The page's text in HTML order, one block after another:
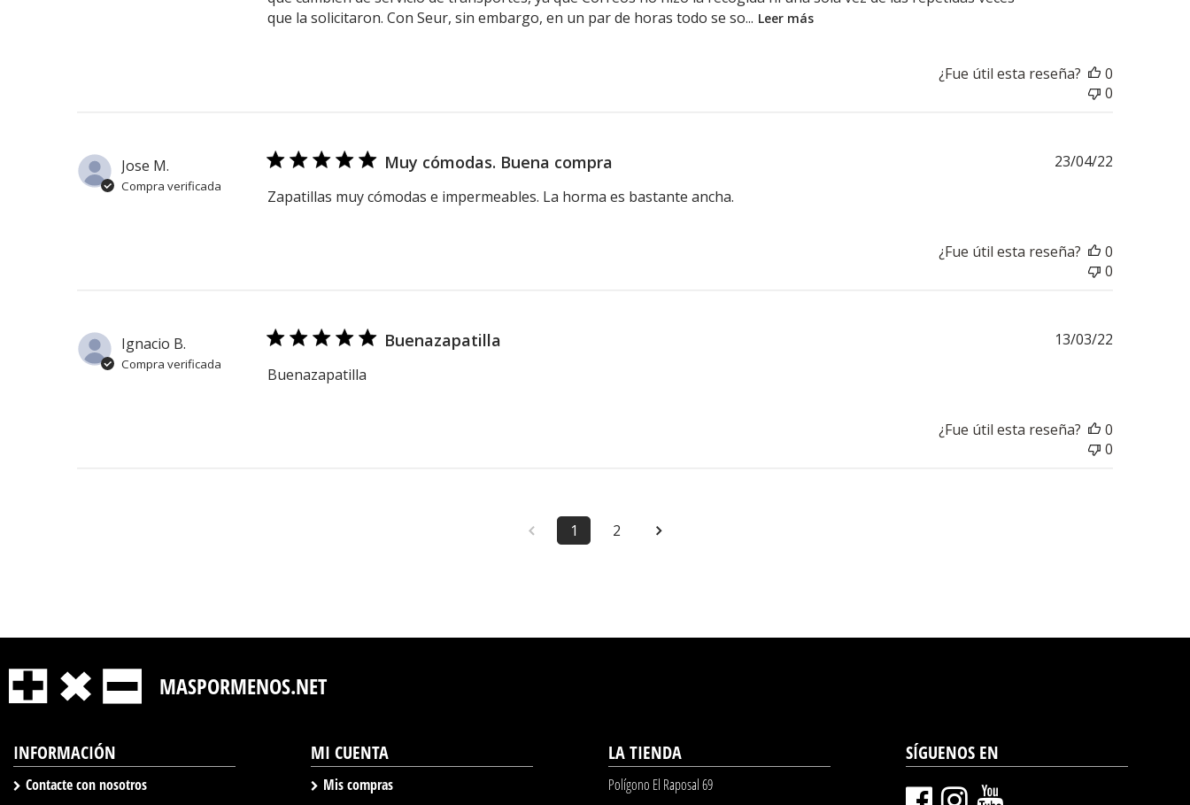
que la solicitaron. Con Seur, sin embargo, en un par de horas todo se so... Leer más
¿Fue útil esta reseña?
0
0
Jose M.
Compra verificada
Muy cómodas. Buena compra
Zapatillas muy cómodas e impermeables. La horma es bastante ancha.
23/04/22
¿Fue útil esta reseña?
0
0
Ignacio B.
Compra verificada
Buenazapatilla
Buenazapatilla
13/03/22
¿Fue útil esta reseña?
0
0
1 2
MASPORMENOS.NET
INFORMACIÓN
Contacte con nosotros
MI CUENTA
Mis compras
LA TIENDA
Polígono El Raposal 69
SÍGUENOS EN